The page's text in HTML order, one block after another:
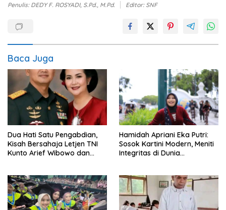
Penulis: DEDY F. ROSYADI, S.Pd., M.Pd. Editor: SNF
Baca Juga
Dua Hati Satu Pengabdian,
Kisah Bersahaja Letjen TNI
Kunto Arief Wibowo dan
Hamidah Apriani Eka Putri:
Sosok Kartini Modern, Meniti
Integritas di Dunia